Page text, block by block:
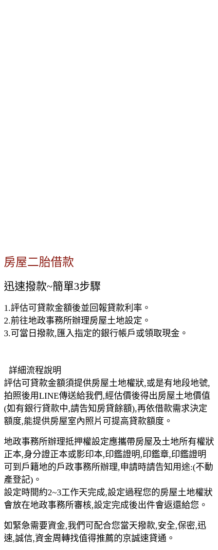
房屋二胎借款
迅速撥款~簡單3步驟
1.評估可貸款金額後並回報貸款利率。
2.前往地政事務所辦理房屋土地設定。
3.可當日撥款,匯入指定的銀行帳戶或領取現金。
詳細流程說明
評估可貸款金額須提供房屋土地權狀,或是有地段地號,
拍照後用LINE傳送給我們,經估價後得出房屋土地價值
(如有銀行貸款中,請告知房貸餘額),再依借款需求決定
額度,能提供房屋室內照片可提高貸款額度。
地政事務所辦理抵押權設定應攜帶房屋及土地所有權狀
正本,身分證正本或影印本,印鑑證明,印鑑章,印鑑證明
可到戶籍地的戶政事務所辦理,申請時請告知用途:(不動
產登記)。
設定時間約2~3工作天完成,設定過程您的房屋土地權狀
會放在地政事務所審核,設定完成後出件會返還給您。
如緊急需要資金,我們可配合您當天撥款,安全,保密,迅
速,誠信,資金周轉找值得推薦的京誠速貸通。